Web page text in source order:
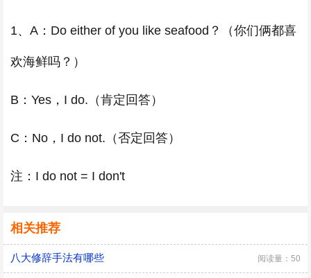
1、A：Do either of you like seafood？（你们俩都喜
欢海鲜吗？）
B：Yes，I do.（肯定回答）
C：No，I do not.（否定回答）
注：I do not = I don't
相关推荐
八大修辞手法有哪些 阅读量：50